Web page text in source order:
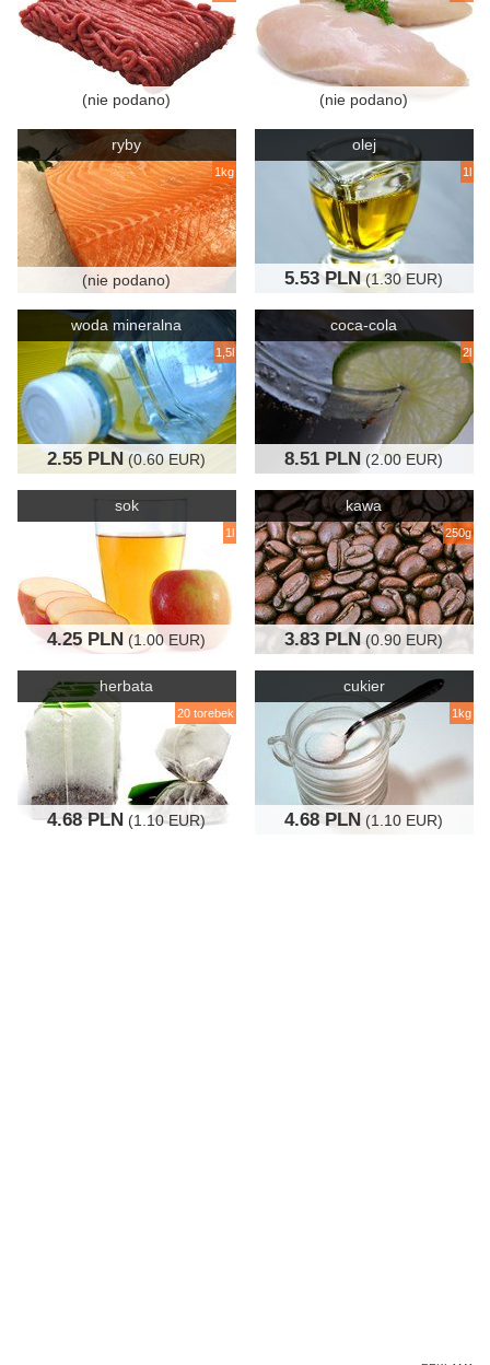
(nie podano) (nie podano)
ryby
1kg
(nie podano)
olej
1l
5.53 PLN(1.30 EUR)
woda mineralna
1,5l
2.55 PLN (0.60 EUR)
coca-cola
2l
8.51 PLN (2.00 EUR)
sok
1l
4.25 PLN (1.00 EUR)
kawa
250g
3.83 PLN (0.90 EUR)
herbata
20 torebek
4.68 PLN (1.10 EUR)
cukier
1kg
4.68 PLN (1.10 EUR)